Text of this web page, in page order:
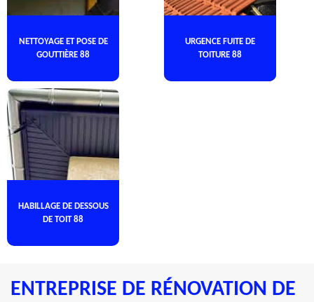
NETTOYAGE ET POSE DE
GOUTTIÈRE 88
URGENCE FUITE DE
TOITURE 88
HABILLAGE DE DESSOUS
DE TOIT 88
ENTREPRISE DE RÉNOVATION DE